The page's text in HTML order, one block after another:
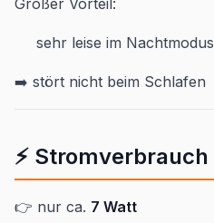
sehr leise im Nachtmodus
➡️ stört nicht beim Schlafen
⚡ Stromverbrauch
👉 nur ca. 7 Watt